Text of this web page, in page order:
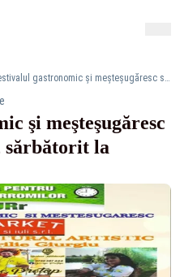
Festivalul gastronomic şi meşteşugăresc specific etniei rome, sărbătorit la Giurgiu
şi meşteşugăresc
sărbătorit la